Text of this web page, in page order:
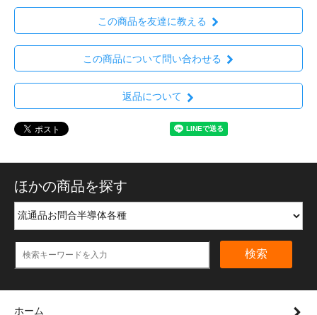
この商品を友達に教える
この商品について問い合わせる
返品について
ほかの商品を探す
検索
ホーム